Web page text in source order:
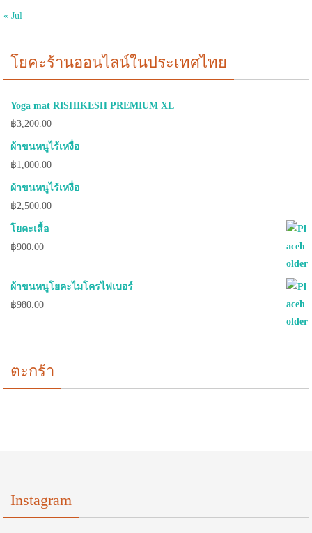
« Jul
โยคะร้านออนไลน์ในประเทศไทย
Yoga mat RISHIKESH PREMIUM XL
฿3,200.00
ผ้าขนหนูไร้เหงื่อ
฿1,000.00
ผ้าขนหนูไร้เหงื่อ
฿2,500.00
โยคะเสื้อ
฿900.00
ผ้าขนหนูโยคะไมโครไฟเบอร์
฿980.00
ตะกร้า
Instagram